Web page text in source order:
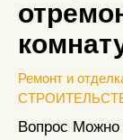
Ремонт и
Вопрос Можно